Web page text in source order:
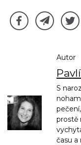
Autor
S
prostě
času a